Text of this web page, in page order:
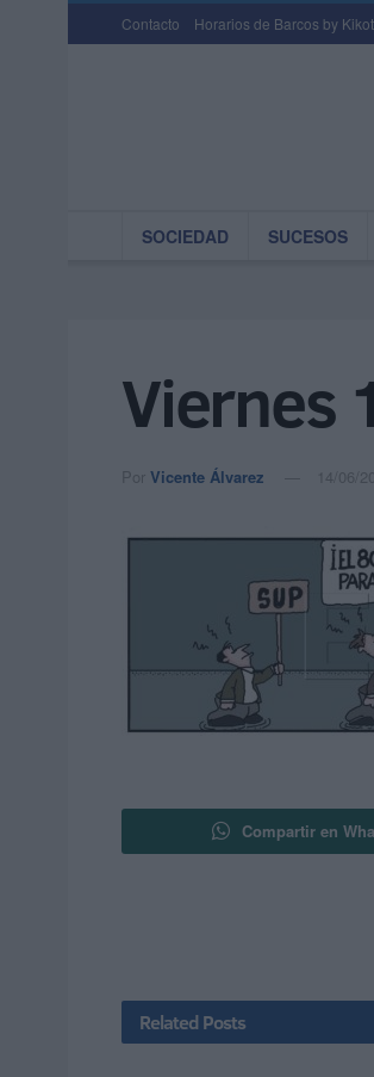
Contacto Horarios de Barcos by
SOCIEDAD SUCESOS
Viernes
Por Vicente Álvarez 14/06/
Compartir en
Related Posts